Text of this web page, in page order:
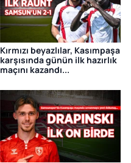
Kırmızı beyazlılar, Kasımpaşa
karşısında günün ilk hazırlık
maçını kazandı...